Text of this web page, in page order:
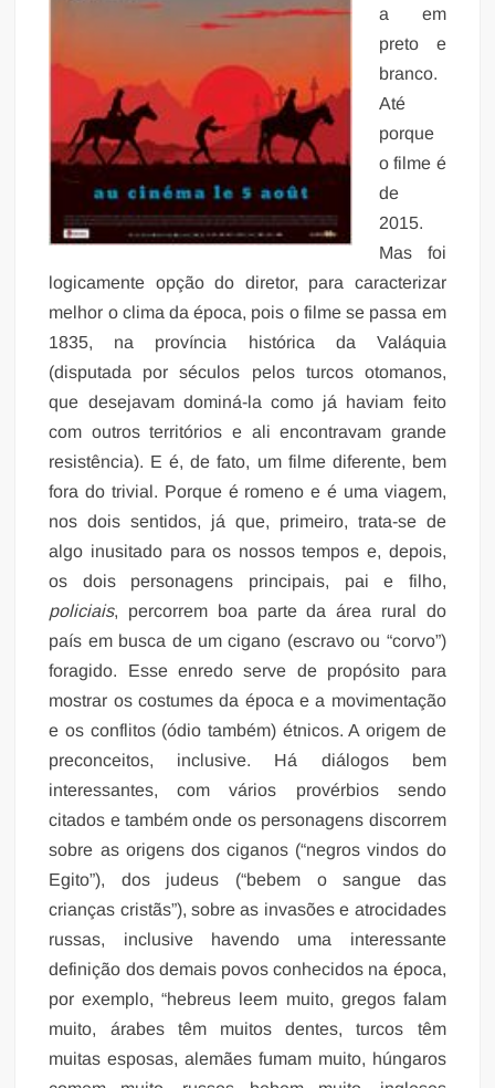
a em
preto e
branco.
Até
porque
o filme é
de
2015.
Mas foi
logicamente opção do diretor, para caracterizar
melhor o clima da época, pois o filme se passa em
1835, na província histórica da Valáquia
(disputada por séculos pelos turcos otomanos,
que desejavam dominá-la como já haviam feito
com outros territórios e ali encontravam grande
resistência). E é, de fato, um filme diferente, bem
fora do trivial. Porque é romeno e é uma viagem,
nos dois sentidos, já que, primeiro, trata-se de
algo inusitado para os nossos tempos e, depois,
os dois personagens principais, pai e filho,
policiais, percorrem boa parte da área rural do
país em busca de um cigano (escravo ou “corvo”)
foragido. Esse enredo serve de propósito para
mostrar os costumes da época e a movimentação
e os conflitos (ódio também) étnicos. A origem de
preconceitos, inclusive. Há diálogos bem
interessantes, com vários provérbios sendo
citados e também onde os personagens discorrem
sobre as origens dos ciganos (“negros vindos do
Egito”), dos judeus (“bebem o sangue das
crianças cristãs”), sobre as invasões e atrocidades
russas, inclusive havendo uma interessante
definição dos demais povos conhecidos na época,
por exemplo, “hebreus leem muito, gregos falam
muito, árabes têm muitos dentes, turcos têm
muitas esposas, alemães fumam muito, húngaros